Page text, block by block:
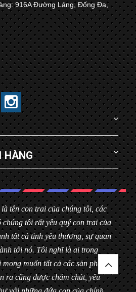
916A Đường Láng, Đống Đa,
HÀNG
tên con trai của chúng tôi, các
chúng tôi rất yêu quý con trai của
tất cả tình yêu thương, sự quan
tới nó. Tôi nghĩ là ai trong
muốn tất cả các sản phẩm
ra cũng được chăm chút, yêu